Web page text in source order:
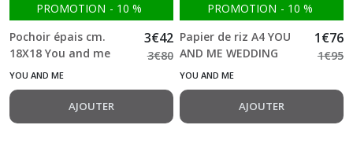
PROMOTION - 10 %
Pochoir épais cm.
18X18 You and me
texture
3€42
3€80
YOU AND ME
AJOUTER
PROMOTION - 10 %
Papier de riz A4 YOU
AND ME WEDDING
DRESS
1€76
1€95
YOU AND ME
AJOUTER